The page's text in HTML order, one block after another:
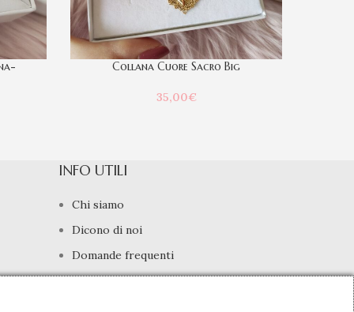
Collana Cuore Sacro Big
35,00€
INFO UTILI
Chi siamo
Dicono di noi
Domande frequenti
Contatti